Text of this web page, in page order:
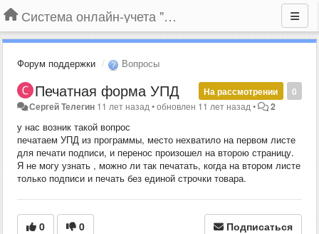
Система онлайн-учета "Большая Птица"
Форум поддержки Вопросы
0
На рассмотрении
Печатная форма УПД
Сергей Телегин 11 лет назад •обновлен 11 лет назад • 2
у нас возник такой вопрос
печатаем УПД из программы, место нехватило на первом листе
для печати подписи, и перенос произошел на второю страницу.
Я не могу узнать , можно ли так печатать, когда на втором листе
только подписи и печать без единой строчки товара.
0 0 Подписаться